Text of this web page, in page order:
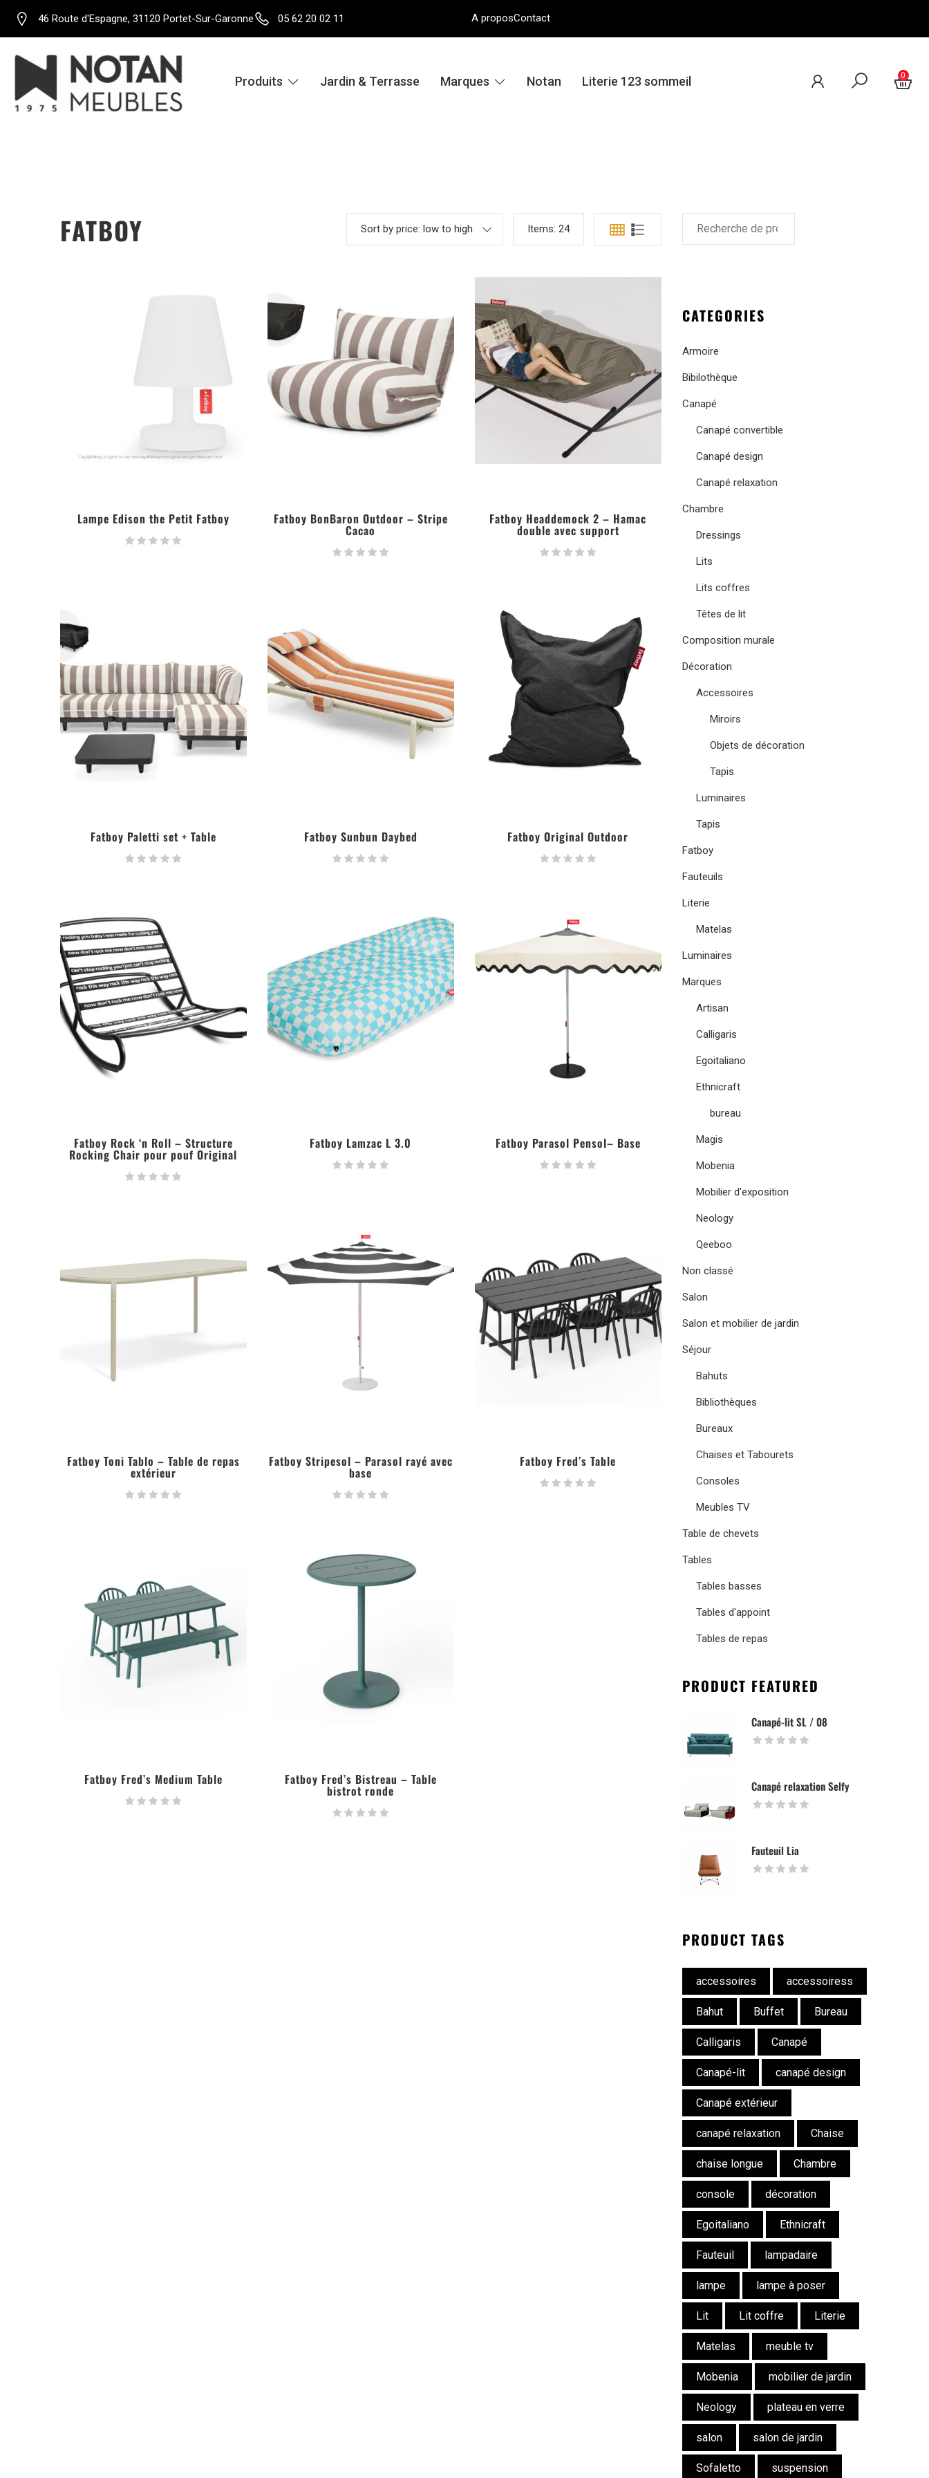
46 Route d'Espagne, 31120 Portet-Sur-Garonne 05 62 20 02 11 A proposContact
Produits Jardin & Terrasse Marques Notan Literie 123 sommeil 0
FATBOY Sort by price: low to high Items: 24
Lampe Edison the Petit Fatboy
LIRE LA SUITE
Fatboy BonBaron Outdoor – Stripe
Cacao
LIRE LA SUITE
Fatboy Headdemock 2 – Hamac
double avec support
Fatboy Paletti set + Table Fatboy Sunbun Daybed Fatboy Original Outdoor
LIRE LA SUITE
Fatboy Rock ‘n Roll – Structure
Rocking Chair pour pouf Original
Fatboy Lamzac L 3.0 Fatboy Parasol Pensol– Base
LIRE LA SUITE
Fatboy Toni Tablo – Table de repas
extérieur
LIRE LA SUITE
Fatboy Stripesol – Parasol rayé avec
base
Fatboy Fred’s Table
Fatboy Fred’s Medium Table
LIRE LA SUITE
Fatboy Fred’s Bistreau – Table
bistrot ronde
CATEGORIES
Armoire
Bibilothèque
Canapé
Canapé convertible
Canapé design
Canapé relaxation
Chambre
Dressings
Lits
Lits coffres
Têtes de lit
Composition murale
Décoration
Accessoires
Miroirs
Objets de décoration
Tapis
Luminaires
Tapis
Fatboy
Fauteuils
Literie
Matelas
Luminaires
Marques
Artisan
Calligaris
Egoitaliano
Ethnicraft
bureau
Magis
Mobenia
Mobilier d'exposition
Neology
Qeeboo
Non classé
Salon
Salon et mobilier de jardin
Séjour
Bahuts
Bibliothèques
Bureaux
Chaises et Tabourets
Consoles
Meubles TV
Table de chevets
Tables
Tables basses
Tables d'appoint
Tables de repas
PRODUCT FEATURED
Canapé-lit SL / 08
Canapé relaxation Selfy
Fauteuil Lia
PRODUCT TAGS
accessoires accessoiress
Bahut Buffet Bureau
Calligaris Canapé
Canapé-lit canapé design
Canapé extérieur
canapé relaxation Chaise
chaise longue Chambre
console décoration
Egoitaliano Ethnicraft
Fauteuil lampadaire
lampe lampe à poser
Lit Lit coffre Literie
Matelas meuble tv
Mobenia mobilier de jardin
Neology plateau en verre
salon salon de jardin
Sofaletto suspension